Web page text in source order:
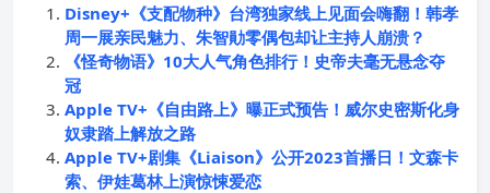
Disney+《支配物种》台湾独家线上见面会嗨翻！韩孝
周一展亲民魅力、朱智勛零偶包却让主持人崩溃？
《怪奇物语》10大人气角色排行！史帝夫毫无悬念夺
冠
Apple TV+《自由路上》曝正式预告！威尔史密斯化身
奴隶踏上解放之路
Apple TV+剧集《Liaison》公开2023首播日！文森卡
索、伊娃葛林上演惊悚爱恋